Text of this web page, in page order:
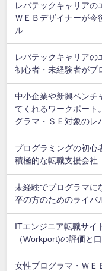
レバテックキャリアの
ＷＥＢデザイナーが今
ル
レバテックキャリアの
初心者・未経験者がプ
中小企業や新興ベンチ
てくれるワークポート
グラマ・ＳＥ対象のレ
プログラミングの初心
積極的な転職支援会社
未経験でプログラマに
卒の方のためのライバ
ITエンジニア転職サ
（Workport)の評価と
女性プログラマ・ＷＥ